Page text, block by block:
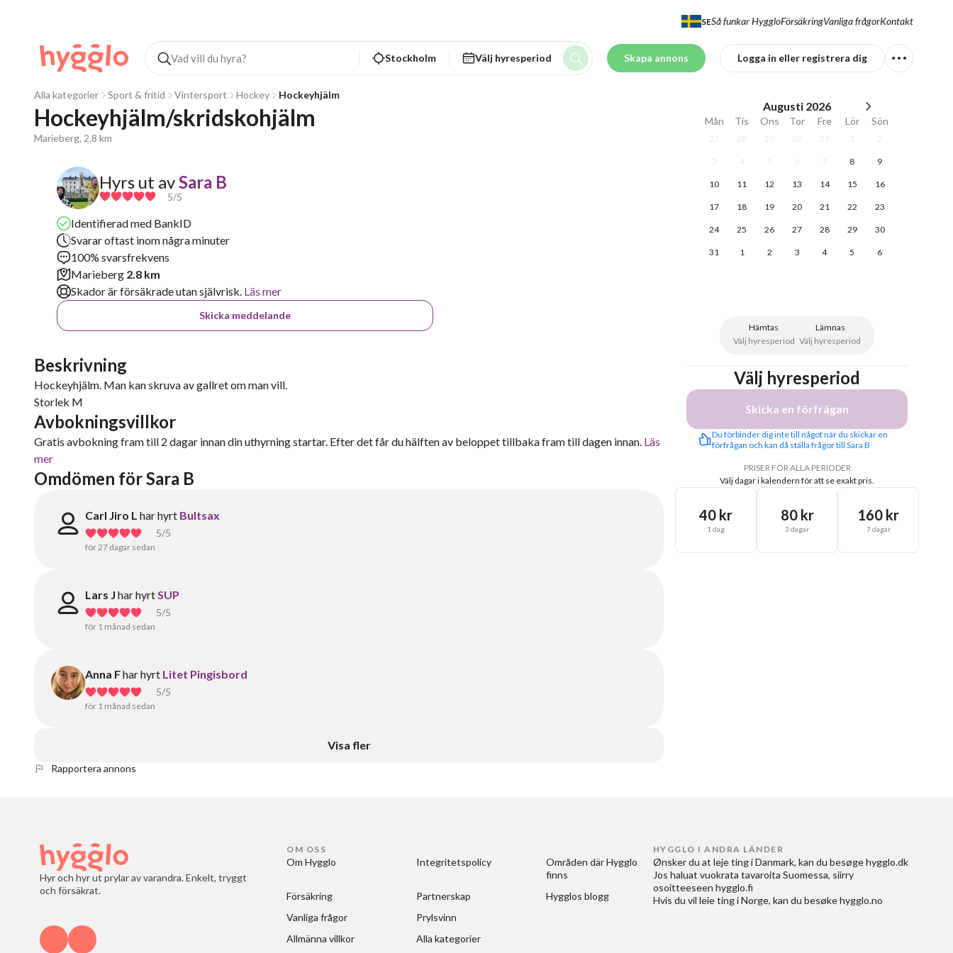
SESå funkar HyggloFörsäkringVanliga frågorKontakt
Stockholm Välj hyresperiod Skapa annons Logga in eller registrera dig
Alla kategorier Sport & fritid Vintersport Hockey Hockeyhjälm
Hockeyhjälm/skridskohjälm
Marieberg, 2.8 km
Hyrs ut avSara B
5/5
Identifierad med BankID
Svarar oftast inom några minuter
100% svarsfrekvens
Marieberg 2.8 km
Skador är försäkrade utan självrisk. Läs mer
Skicka meddelande
Beskrivning
Hockeyhjälm. Man kan skruva av gallret om man vill.
Storlek M
Avbokningsvillkor
Gratis avbokning fram till 2 dagar innan din uthyrning startar. Efter det får du hälften av beloppet tillbaka fram till dagen innan. Läs
mer
Omdömen för Sara B
Carl Jiro L har hyrt Bultsax
5/5
för 27 dagar sedan
Lars J har hyrtSUP
5/5
för 1 månad sedan
Anna Fhar hyrt Litet Pingisbord
5/5
för 1 månad sedan
Visa fler
Augusti 2026
Mån Tis Ons Tor Fre Lör Sön
27 28 29 30 31 1 2
3 4 5 6 7 8 9
10 11 12 13 14 15 16
17 18 19 20 21 22 23
24 25 26 27 28 29 30
31 1 2 3 4 5 6
Hämtas
Välj hyresperiod
Lämnas
Välj hyresperiod
Välj hyresperiod
Skicka en förfrågan
Du förbinder dig inte till något när du skickar en
förfrågan och kan då ställa frågor till Sara B
PRISER FÖR ALLA PERIODER
Välj dagar i kalendern för att se exakt pris.
40 kr
1 dag
80 kr
3 dagar
160 kr
7 dagar
Rapportera annons
Hyr och hyr ut prylar av varandra. Enkelt, tryggt
och försäkrat.
OM OSS
Om Hygglo
Försäkring
Vanliga frågor
Allmänna villkor
Integritetspolicy
Partnerskap
Prylsvinn
Alla kategorier
Områden där Hygglo
finns
Hygglos blogg
HYGGLO I ANDRA LÄNDER
Ønsker du at leje ting i Danmark, kan du besøge hygglo.dk
Jos haluat vuokrata tavaroita Suomessa, siirry
osoitteeseen hygglo.fi
Hvis du vil leie ting i Norge, kan du besøke hygglo.no